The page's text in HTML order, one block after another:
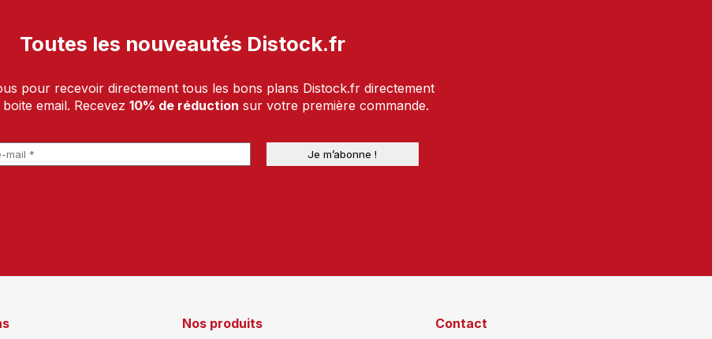
Toutes les nouveautés Distock.fr
pour recevoir directement tous les bons plans Distock.fr directement
email. Recevez 10% de réduction sur votre première commande.
Nos produits Contact